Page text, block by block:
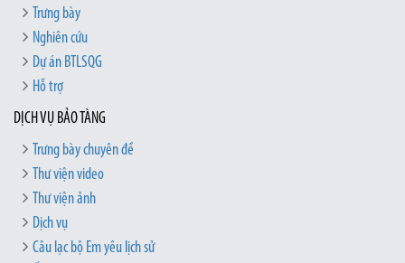
Trưng bày
Nghiên cứu
Dự án BTLSQG
Hỗ trợ
DỊCH VỤ BẢO TÀNG
Trưng bày chuyên đề
Thư viện video
Thư viện ảnh
Dịch vụ
Câu lạc bộ Em yêu lịch sử